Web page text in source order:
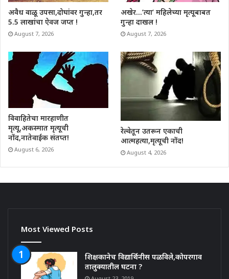
अवैध वाळू उपसा,दोघांवर गुन्हा,तर
5.5 लाखांचा ऐवज जप्त !
August 7, 2026
अखेर…’त्या’ महिलेच्या मृत्यूबाबत
गुन्हा दाखल !
August 7, 2026
विवाहितेचा मारहाणीत
मृत्यू,अकस्मात मृत्यूची
नोंद,नातेवाईक संतप्त!
August 6, 2026
रेल्वेतून उतरून एकाची
आत्महत्या,मृत्यूची नोंद!
August 4, 2026
Most Viewed Posts
शिक्षकानेच विद्यार्थिनीस पळविले,कोपरगाव
तालुक्यातील घटना ?